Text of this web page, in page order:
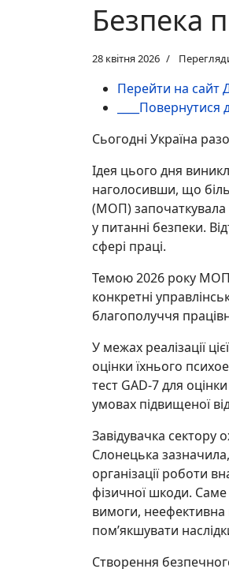
Безпека
28 квітня 2026
Перейти на сайт
____Повернутися
Сьогодні Україна
Ідея цього дня
наголосивши, що
(МОП) започаткувала
у питанні безпеки.
сфері праці.
Темою 2026 року МОП
конкретні
благополуччя
У межах реалізації
оцінки їхнього
тест GAD-7 для
умовах підвищеної
Завідувачка сектору
Слонецька
організації роботи
фізичної шкоди.
вимоги, неефективна
пом’якшувати
Створення